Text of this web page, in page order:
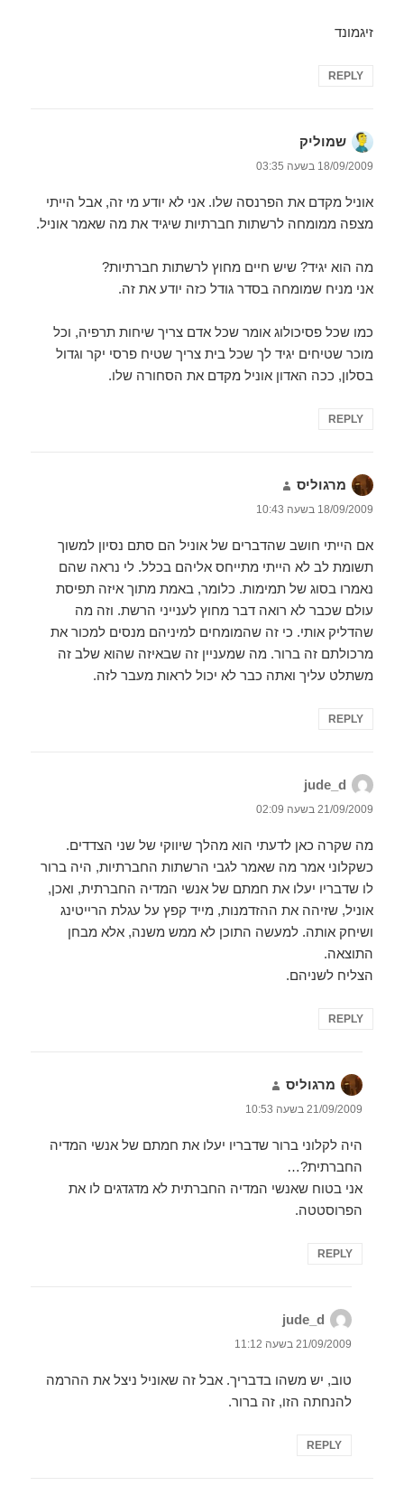
זיגמונד
REPLY
שמוליק
18/09/2009 בשעה 03:35
אוניל מקדם את הפרנסה שלו. אני לא יודע מי זה, אבל הייתי
מצפה ממומחה לרשתות חברתיות שיגיד את מה שאמר אוניל.
מה הוא יגיד? שיש חיים מחוץ לרשתות חברתיות?
אני מניח שמומחה בסדר גודל כזה יודע את זה.
כמו שכל פסיכולוג אומר שכל אדם צריך שיחות תרפיה, וכל
מוכר שטיחים יגיד לך שכל בית צריך שטיח פרסי יקר וגדול
בסלון, ככה האדון אוניל מקדם את הסחורה שלו.
REPLY
מרגוליס
18/09/2009 בשעה 10:43
אם הייתי חושב שהדברים של אוניל הם סתם נסיון למשוך
תשומת לב לא הייתי מתייחס אליהם בכלל. לי נראה שהם
נאמרו בסוג של תמימות. כלומר, באמת מתוך איזה תפיסת
עולם שכבר לא רואה דבר מחוץ לענייני הרשת. וזה מה
שהדליק אותי. כי זה שהמומחים למיניהם מנסים למכור את
מרכולתם זה ברור. מה שמעניין זה שבאיזה שהוא שלב זה
משתלט עליך ואתה כבר לא יכול לראות מעבר לזה.
REPLY
jude_d
21/09/2009 בשעה 02:09
מה שקרה כאן לדעתי הוא מהלך שיווקי של שני הצדדים.
כשקלוני אמר מה שאמר לגבי הרשתות החברתיות, היה ברור
לו שדבריו יעלו את חמתם של אנשי המדיה החברתית, ואכן,
אוניל, שזיהה את ההזדמנות, מייד קפץ על עגלת הרייטינג
ושיחק אותה. למעשה התוכן לא ממש משנה, אלא מבחן
התוצאה.
הצליח לשניהם.
REPLY
מרגוליס
21/09/2009 בשעה 10:53
היה לקלוני ברור שדבריו יעלו את חמתם של אנשי המדיה
החברתית?…
אני בטוח שאנשי המדיה החברתית לא מדגדגים לו את
הפרוסטטה.
REPLY
jude_d
21/09/2009 בשעה 11:12
טוב, יש משהו בדבריך. אבל זה שאוניל ניצל את ההרמה
להנחתה הזו, זה ברור.
REPLY